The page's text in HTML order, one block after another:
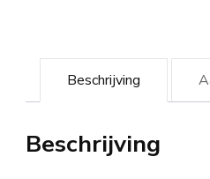
Beschrijving
Beschrijving